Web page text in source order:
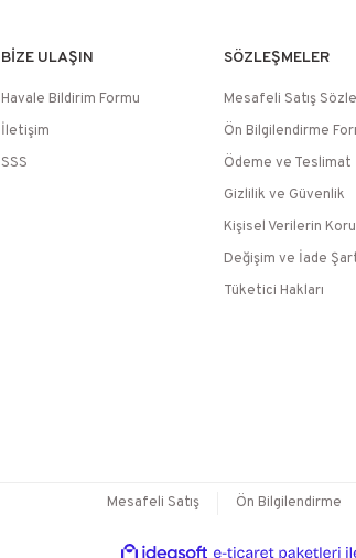
BİZE ULAŞIN
Havale Bildirim Formu
İletişim
SSS
SÖZLEŞMELER
Mesafeli Satış
Ön Bilgilendirme
Ödeme ve Teslimat
Gizlilik ve Güvenlik
Kişisel Verilerin
Değişim ve İade
Tüketici Hakları
Mesafeli Satış Ön Bilgilendirme
ideasoft e-